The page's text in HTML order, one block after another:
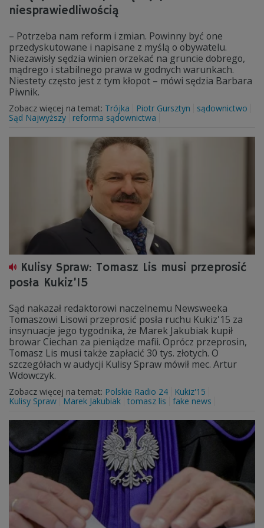
niesprawiedliwością
– Potrzeba nam reform i zmian. Powinny być one
przedyskutowane i napisane z myślą o obywatelu.
Niezawisły sędzia winien orzekać na gruncie dobrego,
mądrego i stabilnego prawa w godnych warunkach.
Niestety często jest z tym kłopot – mówi sędzia Barbara
Piwnik.
Zobacz więcej na temat: Trójka Piotr Gursztyn
sądownictwo
Sąd Najwyższy
reforma sądownictwa
Kulisy Spraw: Tomasz Lis musi przeprosić
posła Kukiz’15
Sąd nakazał redaktorowi naczelnemu Newsweeka
Tomaszowi Lisowi przeprosić posła ruchu Kukiz'15 za
insynuacje jego tygodnika, że Marek Jakubiak kupił
browar Ciechan za pieniądze mafii. Oprócz przeprosin,
Tomasz Lis musi także zapłacić 30 tys. złotych. O
szczegółach w audycji Kulisy Spraw mówił mec. Artur
Wdowczyk.
Zobacz więcej na temat: Polskie Radio 24
Kukiz'15
Kulisy Spraw
Marek Jakubiak tomasz lis fake news